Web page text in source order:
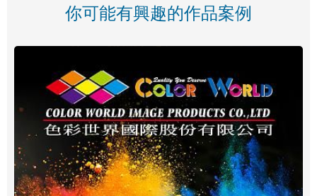
你可能有興趣的作品案例